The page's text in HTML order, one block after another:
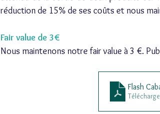
réduction de 15% de ses coûts et nous
Fair value de 3€
Nous maintenons notre fair value à 3 €.
Flash